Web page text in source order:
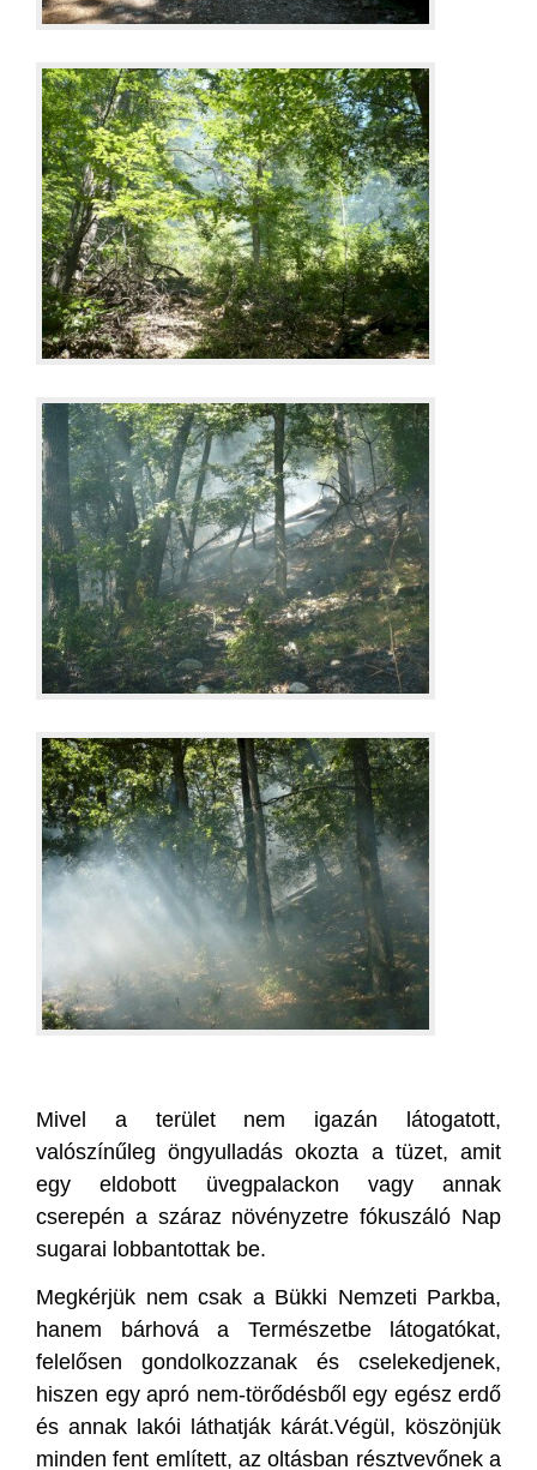
Mivel a terület nem igazán látogatott,
valószínűleg öngyulladás okozta a tüzet, amit
egy eldobott üvegpalackon vagy annak
cserepén a száraz növényzetre fókuszáló Nap
sugarai lobbantottak be.
Megkérjük nem csak a Bükki Nemzeti Parkba,
hanem bárhová a Természetbe látogatókat,
felelősen gondolkozzanak és cselekedjenek,
hiszen egy apró nem-törődésből egy egész erdő
és annak lakói láthatják kárát.Végül, köszönjük
minden fent említett, az oltásban résztvevőnek a